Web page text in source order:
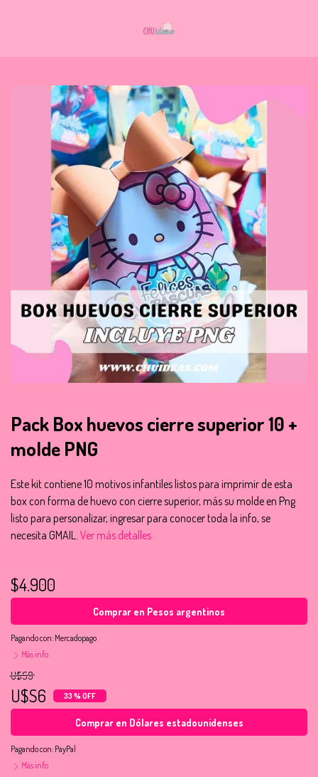
Pack Box huevos cierre superior 10 +
molde PNG
Este kit contiene 10 motivos infantiles listos para imprimir de esta
box con forma de huevo con cierre superior, más su molde en Png
listo para personalizar, ingresar para conocer toda la info, se
necesita GMAIL. Ver más detalles
$4.900
Comprar en Pesos argentinos
Pagando con: Mercadopago
Más info
U$S9
U$S6 33 % OFF
Comprar en Dólares estadounidenses
Pagando con: PayPal
Más info